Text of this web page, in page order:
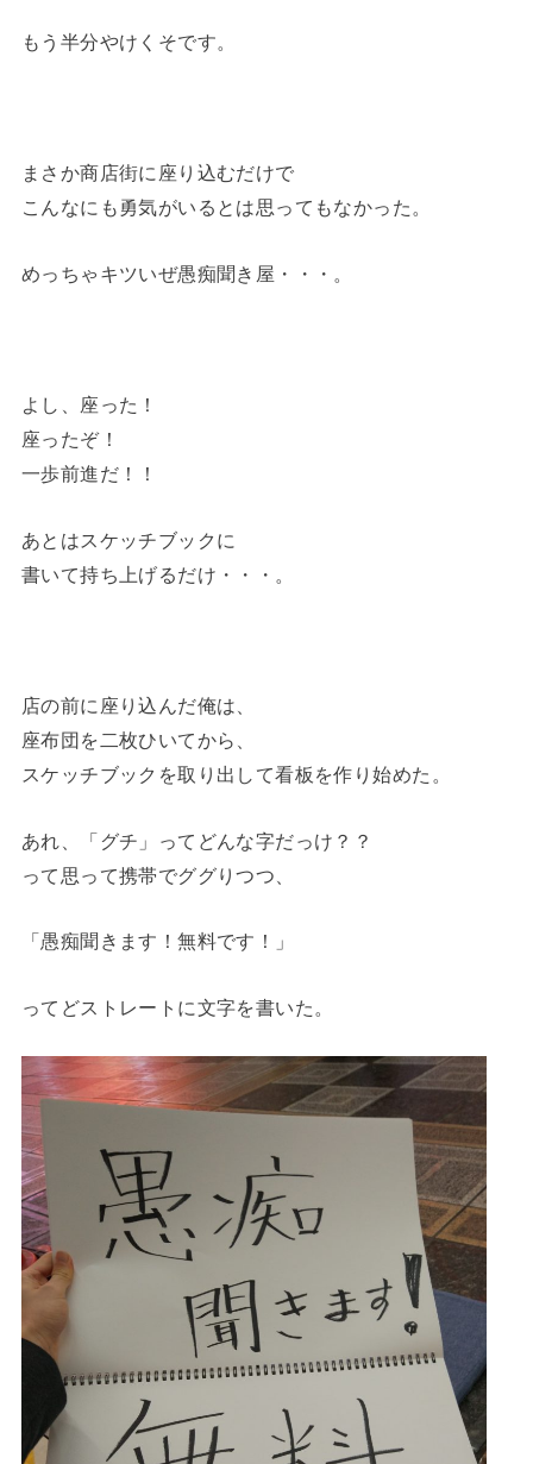
もう半分やけくそです。
まさか商店街に座り込むだけで
こんなにも勇気がいるとは思ってもなかった。
めっちゃキツいぜ愚痴聞き屋・・・。
よし、座った！
座ったぞ！
一歩前進だ！！
あとはスケッチブックに
書いて持ち上げるだけ・・・。
店の前に座り込んだ俺は、
座布団を二枚ひいてから、
スケッチブックを取り出して看板を作り始めた。
あれ、「グチ」ってどんな字だっけ？？
って思って携帯でググりつつ、
「愚痴聞きます！無料です！」
ってどストレートに文字を書いた。